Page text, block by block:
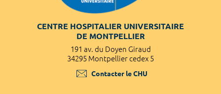
CENTRE HOSPITALIER UNIVERSITAIRE
DE MONTPELLIER
191 av. du Doyen Giraud
34295 Montpellier cedex 5
Contacter le CHU